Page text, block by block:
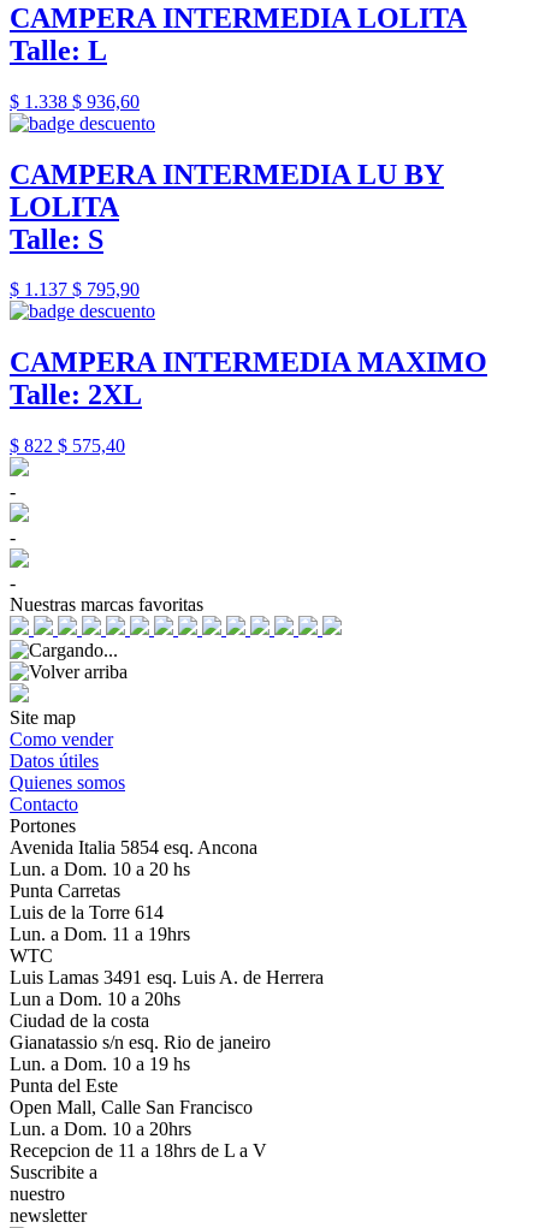
CAMPERA INTERMEDIA LOLITA
Talle: L
$ 1.338 $ 936,60
CAMPERA INTERMEDIA LU BY
LOLITA
Talle: S
$ 1.137 $ 795,90
CAMPERA INTERMEDIA MAXIMO
Talle: 2XL
$ 822 $ 575,40
-
-
-
Nuestras marcas favoritas
Site map
Como vender
Datos útiles
Quienes somos
Contacto
Portones
Avenida Italia 5854 esq. Ancona
Lun. a Dom. 10 a 20 hs
Punta Carretas
Luis de la Torre 614
Lun. a Dom. 11 a 19hrs
WTC
Luis Lamas 3491 esq. Luis A. de Herrera
Lun a Dom. 10 a 20hs
Ciudad de la costa
Gianatassio s/n esq. Rio de janeiro
Lun. a Dom. 10 a 19 hs
Punta del Este
Open Mall, Calle San Francisco
Lun. a Dom. 10 a 20hrs
Recepcion de 11 a 18hrs de L a V
Suscribite a
nuestro
newsletter